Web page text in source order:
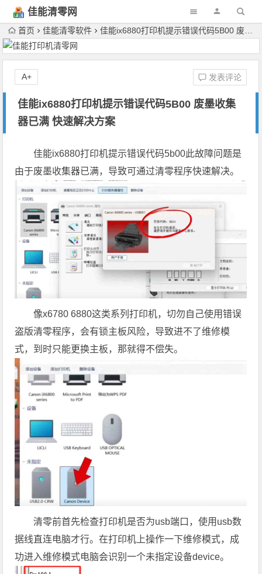
佳能清零网
首页 佳能清零软件 佳能ix6880打印机提示错误代码5B00 废墨收集器已满 快速解决方案
佳能ix6880打印机提示错误代码5B00 废墨收集
器已满 快速解决方案
发表评论
A+
佳能ix6880打印机提示错误代码5b00此故障问题是
由于废墨收集器已满，导致可通过清零程序快速解决。
像x6780 6880这类系列打印机，切勿自己使用错误
盗版清零程序，会有锁主板风险，导致进不了维修模
式，到时只能更换主板，那就得不偿失。
清零前首先检查打印机是否为usb端口，使用usb数
据线直连电脑才行。在打印机上操作一下维修模式，成
功进入维修模式电脑会识别一个未指定设备device。